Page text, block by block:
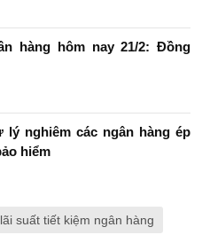
hàng hôm nay 21/2: Đồng
lý nghiêm các ngân hàng ép
hiểm
lãi suất tiết kiệm ngân hàng